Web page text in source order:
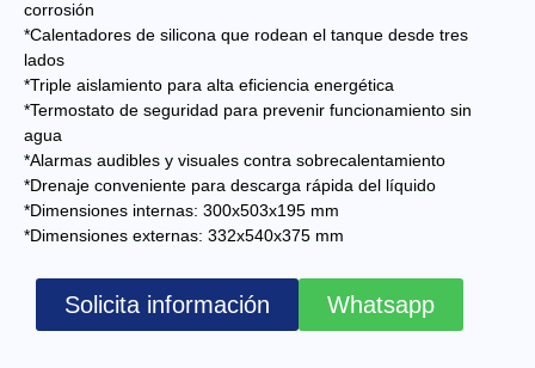
corrosión
*Calentadores de silicona que rodean el tanque desde tres
lados
*Triple aislamiento para alta eficiencia energética
*Termostato de seguridad para prevenir funcionamiento sin
agua
*Alarmas audibles y visuales contra sobrecalentamiento
*Drenaje conveniente para descarga rápida del líquido
*Dimensiones internas: 300x503x195 mm
*Dimensiones externas: 332x540x375 mm
Solicita información Whatsapp